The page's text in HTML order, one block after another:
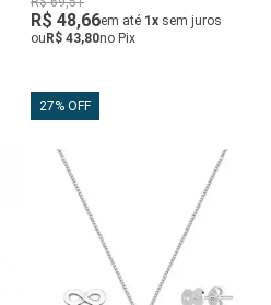
R$ 48,66em até 1x sem juros
ou R$ 43,80no Pix
27% OFF